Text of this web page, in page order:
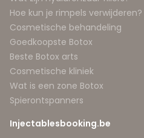
Hoe kun je rimpels verwijderen?
Cosmetische behandeling
Goedkoopste Botox
Beste Botox arts
Cosmetische kliniek
Wat is een zone Botox
Spierontspanners
Injectablesbooking.be